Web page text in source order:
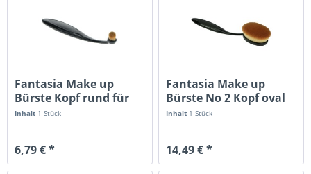
Fantasia Make up
Bürste Kopf rund für
flüssiges...
Inhalt 1 Stück
6,79 € *
Fantasia Make up
Bürste No 2 Kopf oval
groß...
Inhalt 1 Stück
14,49 € *